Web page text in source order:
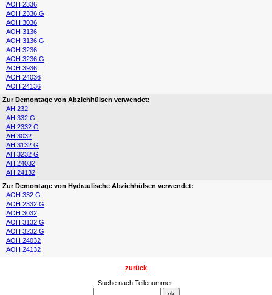
AOH 2336
AOH 2336 G
AOH 3036
AOH 3136
AOH 3136 G
AOH 3236
AOH 3236 G
AOH 3936
AOH 24036
AOH 24136
Zur Demontage von Abziehhülsen verwendet:
AH 232
AH 332 G
AH 2332 G
AH 3032
AH 3132 G
AH 3232 G
AH 24032
AH 24132
Zur Demontage von Hydraulische Abziehhülsen verwendet:
AOH 332 G
AOH 2332 G
AOH 3032
AOH 3132 G
AOH 3232 G
AOH 24032
AOH 24132
zurück
Suche nach Teilenummer: